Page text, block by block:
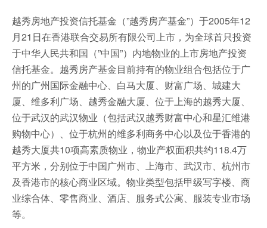
越秀房地产投资信托基金（”越秀房产基金”）于2005年12
月21日在香港联合交易所有限公司上市，为全球首只投资
于中华人民共和国（”中国”）内地物业的上市房地产投资
信托基金。越秀房产基金目前持有的物业组合包括位于广
州的广州国际金融中心、白马大厦、财富广场、城建大
厦、维多利广场、越秀金融大厦、位于上海的越秀大厦、
位于武汉的武汉物业（包括武汉越秀财富中心和星汇维港
购物中心）、位于杭州的维多利商务中心以及位于香港的
越秀大厦共10项高素质物业，物业产权面积共约118.4万
平方米，分别位于中国广州市、上海市、武汉市、杭州市
及香港市的核心商业区域。物业类型包括甲级写字楼、商
业综合体、零售商业、酒店、服务式公寓、服装专业市场
等。